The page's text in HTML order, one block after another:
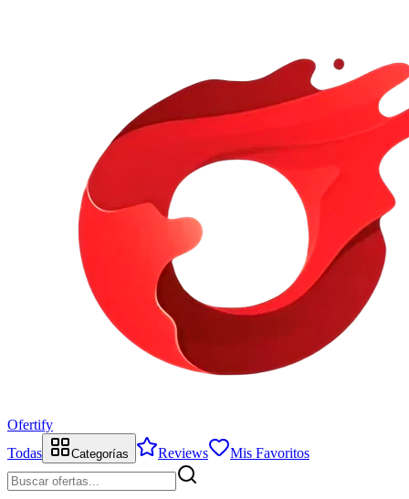
Ofertify
Todas
Categorías Reviews Mis Favoritos